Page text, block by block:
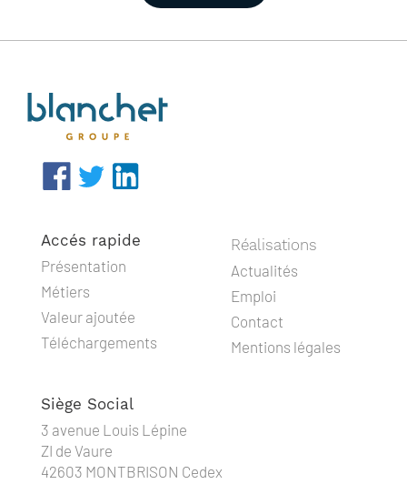
Accés rapide
Présentation
Métiers
Valeur ajoutée
Téléchargements
Réalisations
Actualités
Emploi
Contact
Mentions légales
Siège Social
3 avenue Louis Lépine
ZI de Vaure
42603 MONTBRISON Cedex